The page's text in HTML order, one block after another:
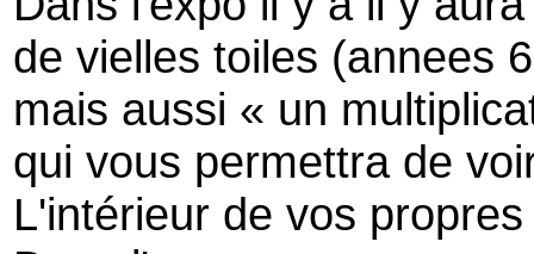
de vielles toiles (annees
mais aussi « un
qui vous permettra de
L'intérieur de vos